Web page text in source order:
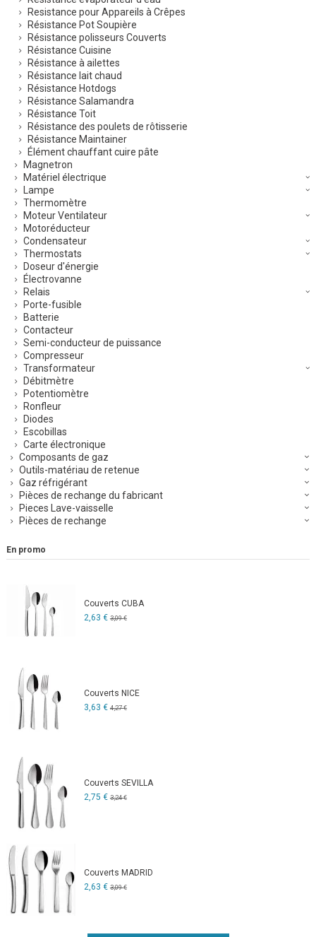
Resistance pour Appareils à Crêpes
Résistance Pot Soupière
Résistance polisseurs Couverts
Résistance Cuisine
Résistance à ailettes
Résistance lait chaud
Résistance Hotdogs
Résistance Salamandra
Résistance Toit
Résistance des poulets de rôtisserie
Résistance Maintainer
Élément chauffant cuire pâte
Magnetron
Matériel électrique
Lampe
Thermomètre
Moteur Ventilateur
Motoréducteur
Condensateur
Thermostats
Doseur d'énergie
Électrovanne
Relais
Porte-fusible
Batterie
Contacteur
Semi-conducteur de puissance
Compresseur
Transformateur
Débitmètre
Potentiomètre
Ronfleur
Diodes
Escobillas
Carte électronique
Composants de gaz
Outils-matériau de retenue
Gaz réfrigérant
Pièces de rechange du fabricant
Pieces Lave-vaisselle
Pièces de rechange
En promo
Couverts CUBA
2,63 € 3,09 €
Couverts NICE
3,63 € 4,27 €
Couverts SEVILLA
2,75 € 3,24 €
Couverts MADRID
2,63 € 3,09 €